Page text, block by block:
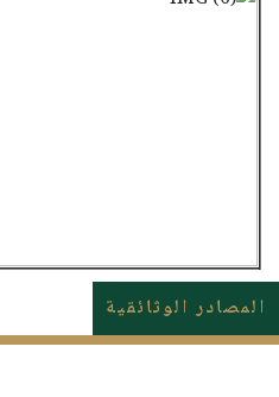
المصادر الوثائقية